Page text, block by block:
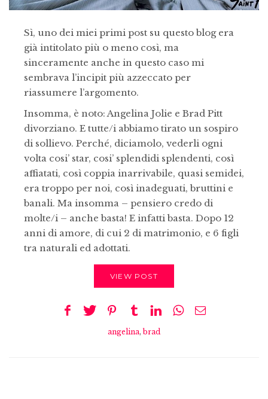
Sì, uno dei miei primi post su questo blog era
già intitolato più o meno così, ma
sinceramente anche in questo caso mi
sembrava l’incipit più azzeccato per
riassumere l’argomento.
Insomma, è noto: Angelina Jolie e Brad Pitt
divorziano. E tutte/i abbiamo tirato un sospiro
di sollievo. Perché, diciamolo, vederli ogni
volta cosi’ star, cosi’ splendidi splendenti, così
affiatati, così coppia inarrivabile, quasi semidei,
era troppo per noi, così inadeguati, bruttini e
banali. Ma insomma – pensiero credo di
molte/i – anche basta! E infatti basta. Dopo 12
anni di amore, di cui 2 di matrimonio, e 6 figli
tra naturali ed adottati.
VIEW POST
angelina,brad